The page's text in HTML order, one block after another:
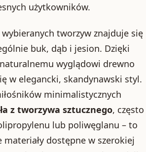
użytkowników.
tworzyw znajduje się
buk, dąb i jesion. Dzięki
wyglądowi drewno
w elegancki, skandynawski styl.
minimalistycznych
z tworzywa sztucznego, często
lub poliwęglanu – to
materiały dostępne w szerokiej